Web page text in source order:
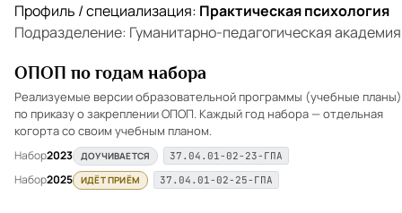
Профиль / специализация: Практическая психология
Подразделение: Гуманитарно-педагогическая академия
ОПОП по годам набора
Реализуемые версии образовательной программы (учебные планы)
по приказу о закреплении ОПОП. Каждый год набора — отдельная
когорта со своим учебным планом.
Набор2023 ДОУЧИВАЕТСЯ 37.04.01-02-23-ГПА
Набор2025 ИДЁТ ПРИЁМ 37.04.01-02-25-ГПА